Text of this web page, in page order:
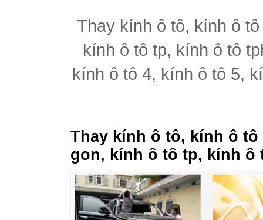
Thay kính ô tô, kính ô
kính ô tô tp, kính ô tô
kính ô tô 4, kính ô tô 5,
Thay kính ô tô, kính ô
gon, kính ô tô tp, kính ô